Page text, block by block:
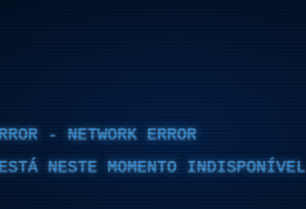
- NETWORK ERROR
NESTE MOMENTO INDISPONÍVEL